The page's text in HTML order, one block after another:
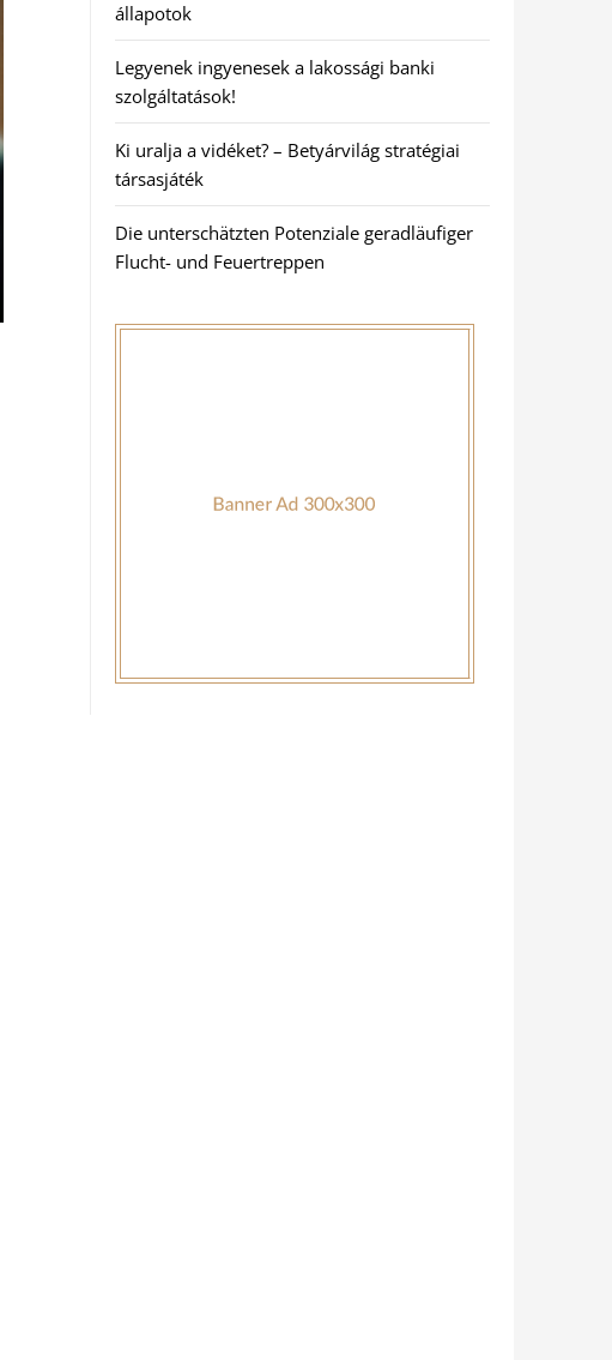
állapotok
Legyenek ingyenesek a lakossági banki
szolgáltatások!
Ki uralja a vidéket? – Betyárvilág stratégiai
társasjáték
Die unterschätzten Potenziale geradläufiger
Flucht- und Feuertreppen